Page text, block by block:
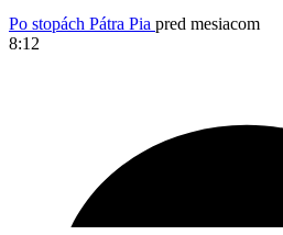
Po stopách Pátra Pia pred mesiacom
8:12